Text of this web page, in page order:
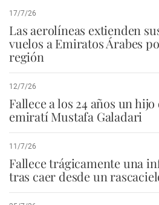
17/7/26
Las aerolíneas extienden
vuelos a Emiratos Árabes
región
12/7/26
Fallece a los 24 años un
emiratí Mustafa Galadari
11/7/26
Fallece trágicamente una
tras caer desde un